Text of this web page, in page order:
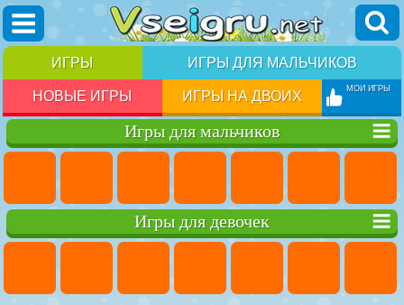
ИГРЫ ИГРЫ ДЛЯ МАЛЬЧИКОВ
НОВЫЕ ИГРЫ ИГРЫ НА ДВОИХ МОИ ИГРЫ
Игры для мальчиков
Игры для девочек